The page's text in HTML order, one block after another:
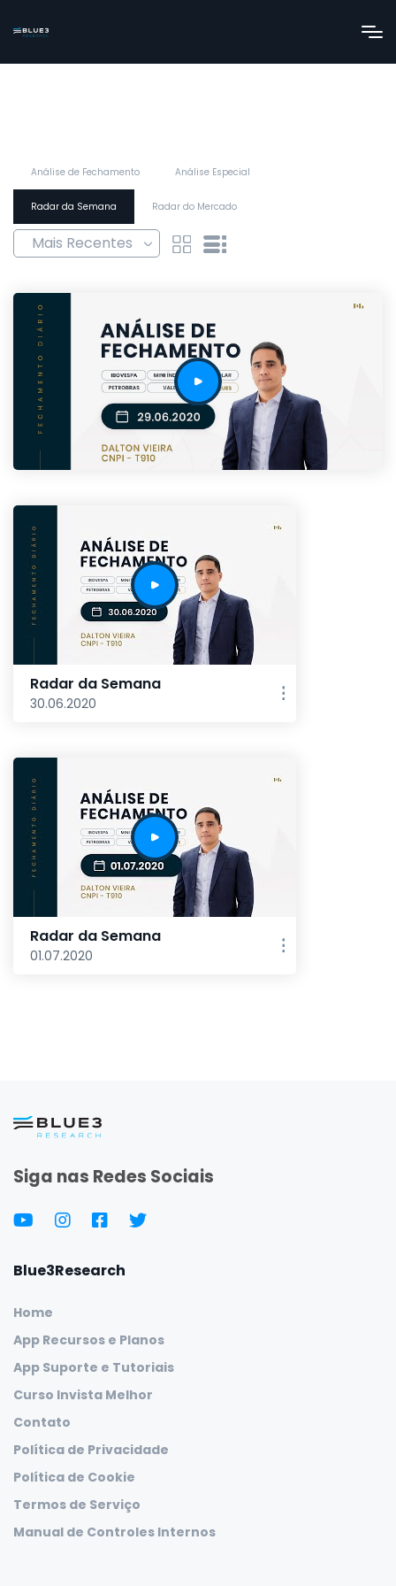
Análise de Fechamento Análise Especial
Radar da Semana Radar do Mercado
Radar da Semana
30.06.2020
Radar da Semana
01.07.2020
Siga nas Redes Sociais
Blue3Research
Home
App Recursos e Planos
App Suporte e Tutoriais
Curso Invista Melhor
Contato
Política de Privacidade
Política de Cookie
Termos de Serviço
Manual de Controles Internos